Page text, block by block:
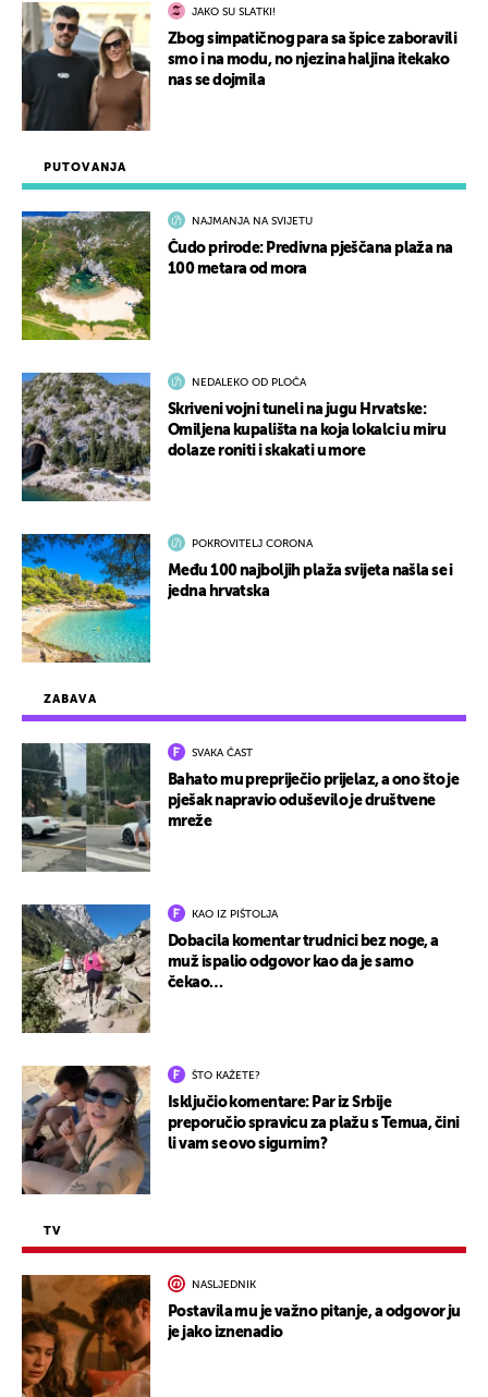
ZABAVA
SVAKA ČAST
Bahato mu prepriječio prijelaz, a ono što je
pješak napravio oduševilo je društvene
mreže
KAO IZ PIŠTOLJA
Dobacila komentar trudnici bez noge, a
muž ispalio odgovor kao da je samo
čekao…
ŠTO KAŽETE?
Isključio komentare: Par iz Srbije
preporučio spravicu za plažu s Temua, čini
li vam se ovo sigurnim?
TV
NASLJEDNIK
Postavila mu je važno pitanje, a odgovor ju
je jako iznenadio
PUTOVANJA
NAJMANJA NA SVIJETU
Čudo prirode: Predivna pješčana plaža na
100 metara od mora
NEDALEKO OD PLOČA
Skriveni vojni tuneli na jugu Hrvatske:
Omiljena kupališta na koja lokalci u miru
dolaze roniti i skakati u more
POKROVITELJ CORONA
Među 100 najboljih plaža svijeta našla se i
jedna hrvatska
JAKO SU SLATKI!
Zbog simpatičnog para sa špice zaboravili
smo i na modu, no njezina haljina itekako
nas se dojmila